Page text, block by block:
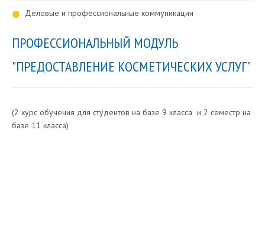
Деловые и профессиональные коммуникации
ПРОФЕССИОНАЛЬНЫЙ МОДУЛЬ
"ПРЕДОСТАВЛЕНИЕ КОСМЕТИЧЕСКИХ УСЛУГ"
(2 курс обучения для студентов на базе 9 класса и 2 семестр на
базе 11 класса)